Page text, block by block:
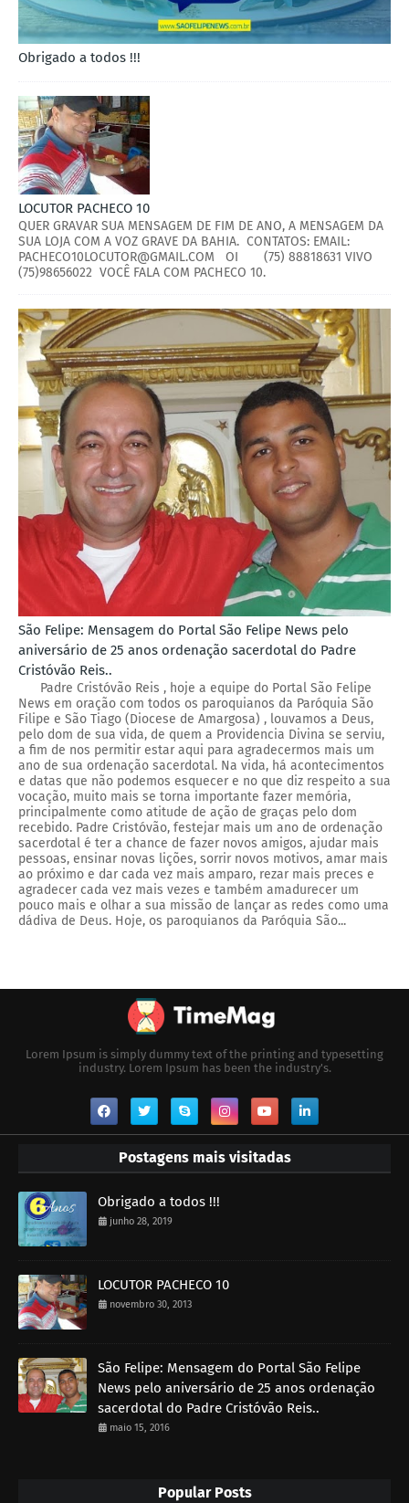
Obrigado a todos !!!
LOCUTOR PACHECO 10
QUER GRAVAR SUA MENSAGEM DE FIM DE ANO, A MENSAGEM DA
SUA LOJA COM A VOZ GRAVE DA BAHIA. CONTATOS: EMAIL:
PACHECO10LOCUTOR@GMAIL.COM OI (75) 88818631 VIVO
(75)98656022 VOCÊ FALA COM PACHECO 10.
São Felipe: Mensagem do Portal São Felipe News pelo
aniversário de 25 anos ordenação sacerdotal do Padre
Cristóvão Reis..
Padre Cristóvão Reis , hoje a equipe do Portal São Felipe
News em oração com todos os paroquianos da Paróquia São
Filipe e São Tiago (Diocese de Amargosa) , louvamos a Deus,
pelo dom de sua vida, de quem a Providencia Divina se serviu,
a fim de nos permitir estar aqui para agradecermos mais um
ano de sua ordenação sacerdotal. Na vida, há acontecimentos
e datas que não podemos esquecer e no que diz respeito a sua
vocação, muito mais se torna importante fazer memória,
principalmente como atitude de ação de graças pelo dom
recebido. Padre Cristóvão, festejar mais um ano de ordenação
sacerdotal é ter a chance de fazer novos amigos, ajudar mais
pessoas, ensinar novas lições, sorrir novos motivos, amar mais
ao próximo e dar cada vez mais amparo, rezar mais preces e
agradecer cada vez mais vezes e também amadurecer um
pouco mais e olhar a sua missão de lançar as redes como uma
dádiva de Deus. Hoje, os paroquianos da Paróquia São...
Lorem Ipsum is simply dummy text of the printing and typesetting
industry. Lorem Ipsum has been the industry's.
Postagens mais visitadas
Obrigado a todos !!!
junho 28, 2019
LOCUTOR PACHECO 10
novembro 30, 2013
São Felipe: Mensagem do Portal São Felipe
News pelo aniversário de 25 anos ordenação
sacerdotal do Padre Cristóvão Reis..
maio 15, 2016
Popular Posts